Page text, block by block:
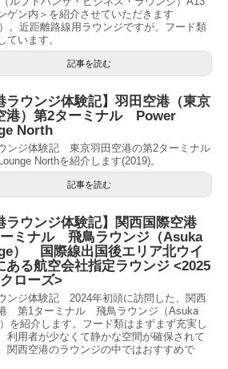
ゲン内＞を紹介させていただきます
）。近距離路線用ラウンジですが、フード類
ています。
記事を読む
ラウンジ体験記】羽田空港（東京
港）第2ターミナル Power
North
ンジ体験記 東京羽田空港の第2ターミナル
Northを紹介します(2019)。
記事を読む
ラウンジ体験記】関西国際空港
ミナル 飛鳥ラウンジ（Asuka
） 国際線出国後エリア北ウイ
ある航空会社指定ラウンジ <2025
ローズ>
ンジ体験記 2024年初頭に訪問した、関西
第1ターミナル 飛鳥ラウンジ（Asuka
）を紹介します。フード類はまずまず充実し
利用者が少なくて静かな空間が確保されて
関西空港のラウンジの中ではおすすめで